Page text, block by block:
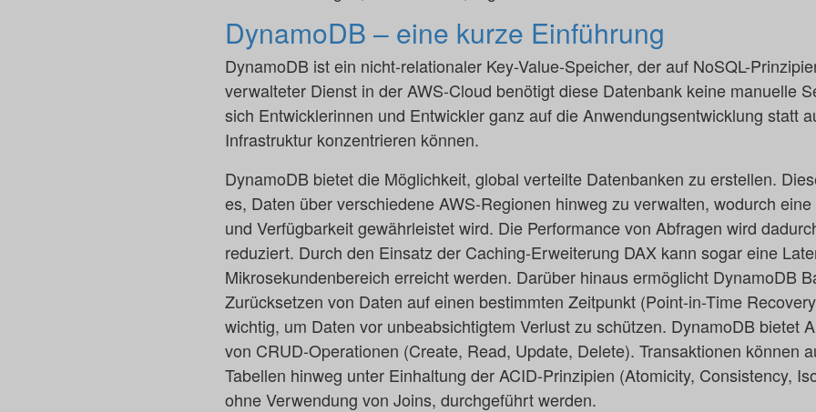
DynamoDB – eine kurze Einführung
DynamoDB ist ein nicht-relationaler Key-Value-Speicher, der auf NoSQL-
verwalteter Dienst in der AWS-Cloud benötigt diese Datenbank keine manuelle
sich Entwicklerinnen und Entwickler ganz auf die Anwendungsentwicklung statt
Infrastruktur konzentrieren können.
DynamoDB bietet die Möglichkeit, global verteilte Datenbanken zu erstellen.
es, Daten über verschiedene AWS-Regionen hinweg zu verwalten, wodurch
und Verfügbarkeit gewährleistet wird. Die Performance von Abfragen wird
reduziert. Durch den Einsatz der Caching-Erweiterung DAX kann sogar eine
Mikrosekundenbereich erreicht werden. Darüber hinaus ermöglicht DynamoDB
Zurücksetzen von Daten auf einen bestimmten Zeitpunkt (Point-in-Time
wichtig, um Daten vor unbeabsichtigtem Verlust zu schützen. DynamoDB bietet
von CRUD-Operationen (Create, Read, Update, Delete). Transaktionen können
Tabellen hinweg unter Einhaltung der ACID-Prinzipien (Atomicity, Consistency,
ohne Verwendung von Joins, durchgeführt werden.